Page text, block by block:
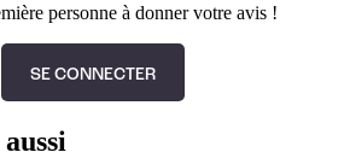
personne à donner votre avis !
SE CONNECTER